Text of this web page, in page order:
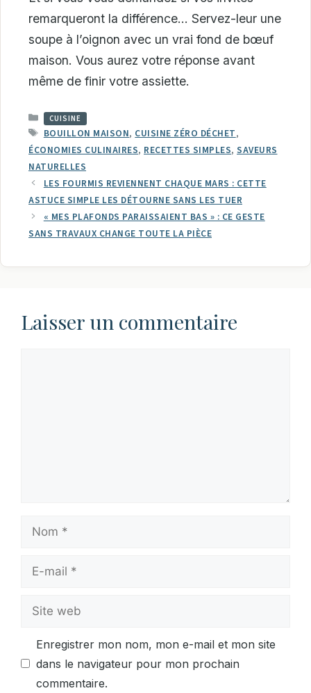
remarqueront la différence… Servez-leur une
soupe à l’oignon avec un vrai fond de bœuf
maison. Vous aurez votre réponse avant
même de finir votre assiette.
CATÉGORIES
CUISINE
ÉTIQUETTES
BOUILLON MAISON, CUISINE ZÉRO DÉCHET,
ÉCONOMIES CULINAIRES, RECETTES SIMPLES, SAVEURS
NATURELLES
LES FOURMIS REVIENNENT CHAQUE MARS : CETTE
ASTUCE SIMPLE LES DÉTOURNE SANS LES TUER
« MES PLAFONDS PARAISSAIENT BAS » : CE GESTE
SANS TRAVAUX CHANGE TOUTE LA PIÈCE
Laisser un commentaire
Nom
Site
Enregistrer mon nom, mon e-mail et mon site
dans le navigateur pour mon prochain
commentaire.